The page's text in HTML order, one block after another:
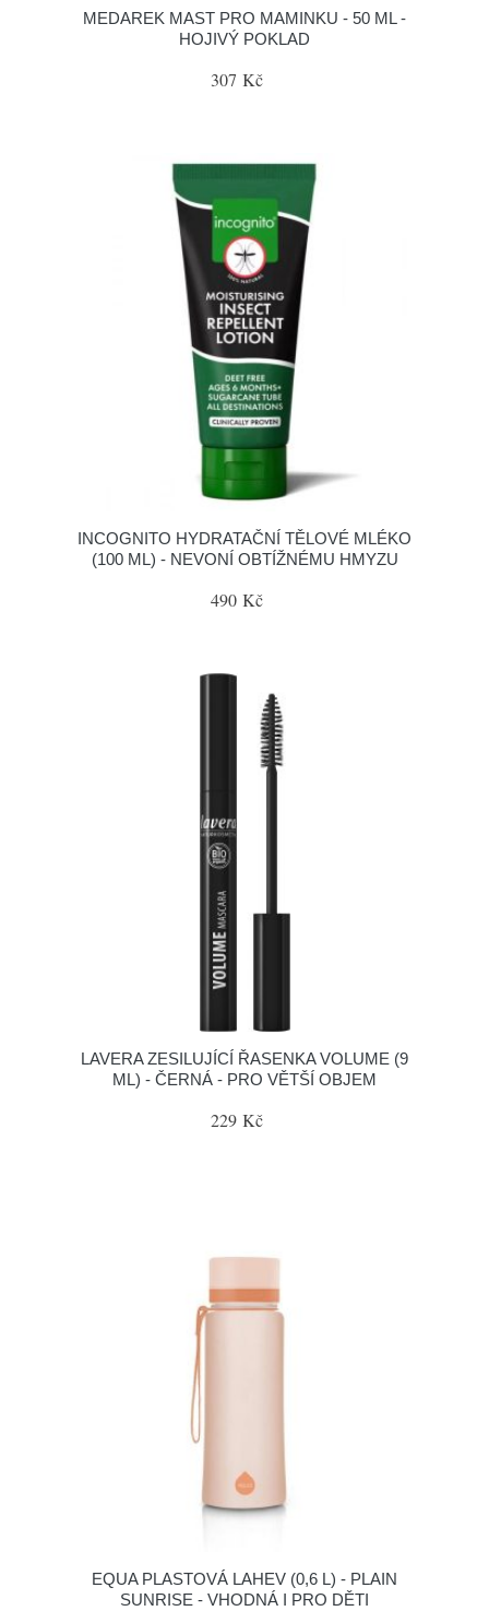
MEDAREK MAST PRO MAMINKU - 50 ML -
HOJIVÝ POKLAD
307 Kč
INCOGNITO HYDRATAČNÍ TĚLOVÉ MLÉKO
(100 ML) - NEVONÍ OBTÍŽNÉMU HMYZU
490 Kč
LAVERA ZESILUJÍCÍ ŘASENKA VOLUME (9
ML) - ČERNÁ - PRO VĚTŠÍ OBJEM
229 Kč
EQUA PLASTOVÁ LAHEV (0,6 L) - PLAIN
SUNRISE - VHODNÁ I PRO DĚTI